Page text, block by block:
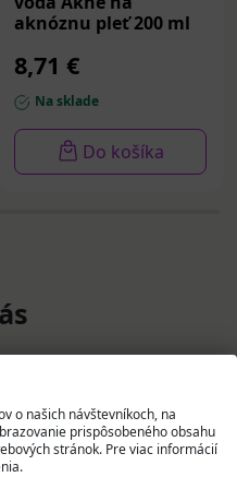
aknóznu pleť 200 ml
8,71 €
Na sklade
Do košíka
o našich návštevníkoch, na
prispôsobeného obsahu
stránok. Pre viac informácií